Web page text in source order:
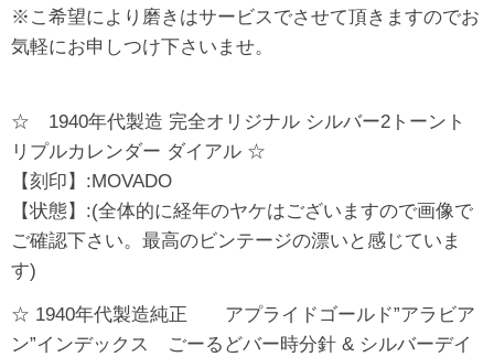
※こ希望により磨きはサービスでさせて頂きますのでお
気軽にお申しつけ下さいませ。
☆ 1940年代製造 完全オリジナル シルバー2トーント
リプルカレンダー ダイアル ☆
【刻印】:MOVADO
【状態】:(全体的に経年のヤケはございますので画像で
ご確認下さい。最高のビンテージの漂いと感じていま
す)
☆ 1940年代製造純正 アプライドゴールド”アラビア
ン”インデックス ごーるどバー時分針 & シルバーデイ